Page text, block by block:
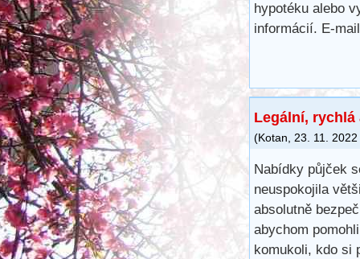
hypotéku alebo
informácií. E-
Legální, rychlá
(Kotan, 23. 11. 2022
Nabídky půjček
neuspokojila
absolutně
abychom
komukoli, kdo si